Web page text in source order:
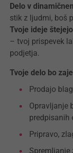
Delo v
stik z ljudmi, boš
Tvoje ideje
– tvoj prispevek
podjetja.
Tvoje delo bo
Prodajo
Opravljanje
predpisanih
Pripravo,
Spremljanje